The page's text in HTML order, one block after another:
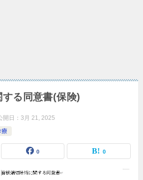
る同意書(保険)
開日： 3月 21, 2025
療
0 0